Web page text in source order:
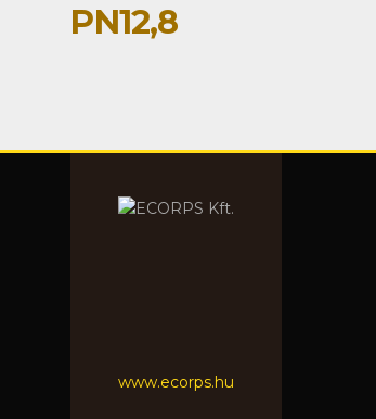
PN12,8
www.ecorps.hu